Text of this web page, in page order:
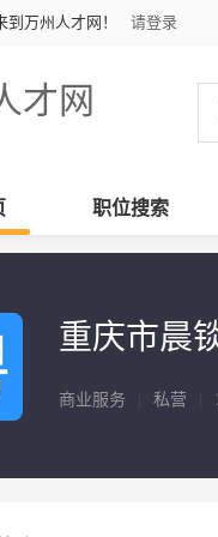
万州人才网！ 请登录
才网
职位搜索
重庆市晨
商业服务 私营